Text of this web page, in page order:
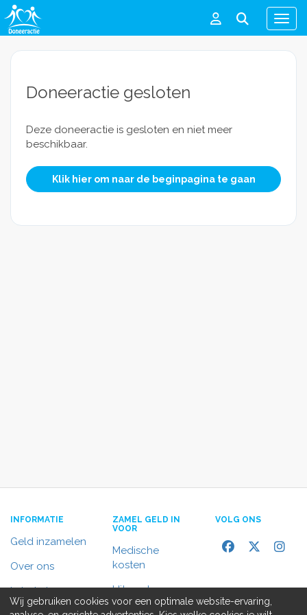
Menu
Doneeractie gesloten
Deze doneeractie is gesloten en niet meer
beschikbaar.
Klik hier om naar de beginpagina te gaan
INFORMATIE
Geld inzamelen
Over ons
In het nieuws
ZAMEL GELD IN
VOOR
Medische
kosten
Uitvaart
VOLG ONS
Wij gebruiken cookies voor een optimale website-ervaring,